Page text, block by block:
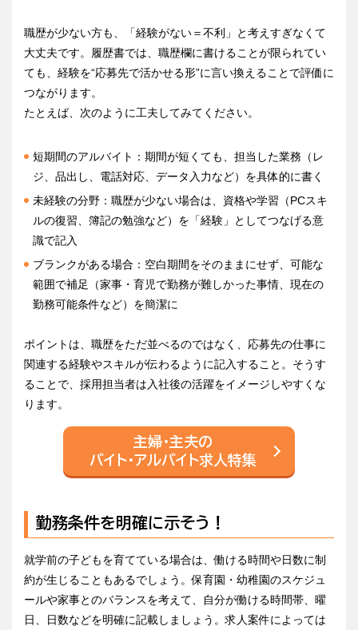
職歴が少ない方も、「経験がない＝不利」と考えすぎなくて
大丈夫です。履歴書では、職歴欄に書けることが限られてい
ても、経験を“応募先で活かせる形”に言い換えることで評価に
つながります。
たとえば、次のように工夫してみてください。
短期間のアルバイト：期間が短くても、担当した業務（レ
ジ、品出し、電話対応、データ入力など）を具体的に書く
未経験の分野：職歴が少ない場合は、資格や学習（PCスキ
ルの復習、簿記の勉強など）を「経験」としてつなげる意
識で記入
ブランクがある場合：空白期間をそのままにせず、可能な
範囲で補足（家事・育児で勤務が難しかった事情、現在の
勤務可能条件など）を簡潔に
ポイントは、職歴をただ並べるのではなく、応募先の仕事に
関連する経験やスキルが伝わるように記入すること。そうす
ることで、採用担当者は入社後の活躍をイメージしやすくな
ります。
主婦・主夫の
バイト・アルバイト求人特集
勤務条件を明確に示そう！
就学前の子どもを育てている場合は、働ける時間や日数に制
約が生じることもあるでしょう。保育園・幼稚園のスケジュ
ールや家事とのバランスを考えて、自分が働ける時間帯、曜
日、日数などを明確に記載しましょう。求人案件によっては